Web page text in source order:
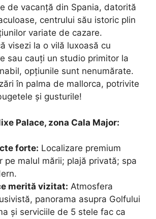
de vacanță din Spania, datorită
centrului său istoric plin
variate de cazare.
visezi la o vilă luxoasă cu
sau cauți un studio primitor la
opțiunile sunt nenumărate.
în palma de mallorca, potrivite
și gusturile!
Palace, zona Cala Major:
forte: Localizare premium
pe malul mării; plajă privată; spa
merită vizitat: Atmosfera
panorama asupra Golfului
și serviciile de 5 stele fac ca